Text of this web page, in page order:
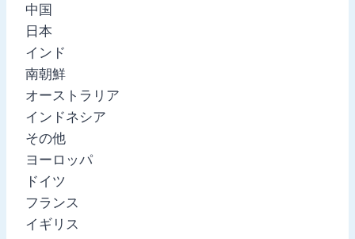
中国
日本
インド
南朝鮮
オーストラリア
インドネシア
その他
ヨーロッパ
ドイツ
フランス
イギリス